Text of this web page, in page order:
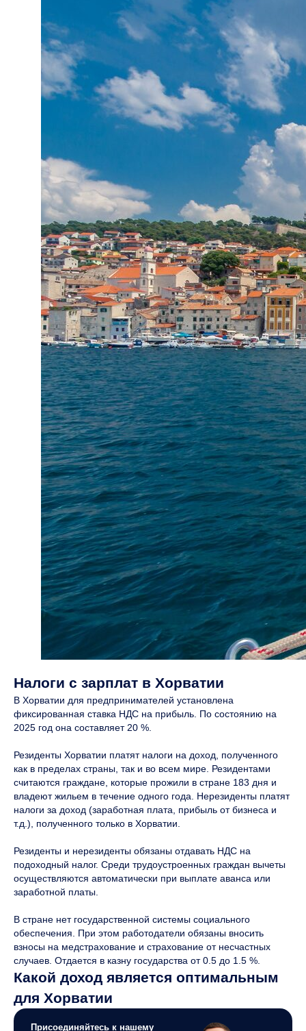
Налоги с зарплат в Хорватии
В Хорватии для предпринимателей установлена
фиксированная ставка НДС на прибыль. По состоянию на
2025 год она составляет 20 %.
Резиденты Хорватии платят налоги на доход, полученного
как в пределах страны, так и во всем мире. Резидентами
считаются граждане, которые прожили в стране 183 дня и
владеют жильем в течение одного года. Нерезиденты платят
налоги за доход (заработная плата, прибыль от бизнеса и
т.д.), полученного только в Хорватии.
Резиденты и нерезиденты обязаны отдавать НДС на
подоходный налог. Среди трудоустроенных граждан вычеты
осуществляются автоматически при выплате аванса или
заработной платы.
В стране нет государственной системы социального
обеспечения. При этом работодатели обязаны вносить
взносы на медстрахование и страхование от несчастных
случаев. Отдается в казну государства от 0.5 до 1.5 %.
Какой доход является оптимальным
для Хорватии
Присоединяйтесь к нашему